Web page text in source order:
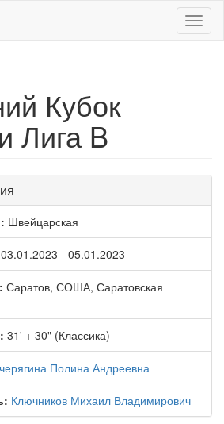
Кубок
Лига B
Швейцарская
03.01.2023 - 05.01.2023
Саратов, СОША, Саратовская
31' + 30" (Классика)
Полина Андреевна
Ключников Михаил Владимирович